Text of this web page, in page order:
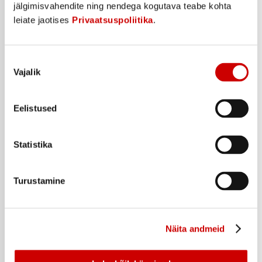
jälgimisvahendite ning nendega kogutava teabe kohta
leiate jaotises Privaatsuspoliitika.
valik
Vajalik
Eelistused
Statistika
Turustamine
Näita andmeid
1,83€/l